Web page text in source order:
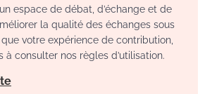
espace de débat, d’échange et de
la qualité des échanges sous
votre expérience de contribution,
à consulter nos règles d’utilisation.